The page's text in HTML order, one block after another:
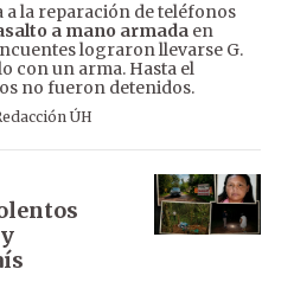
a la reparación de teléfonos
a mano armada en
lograron llevarse G.
con un arma. Hasta el
no fueron detenidos.
ÚH